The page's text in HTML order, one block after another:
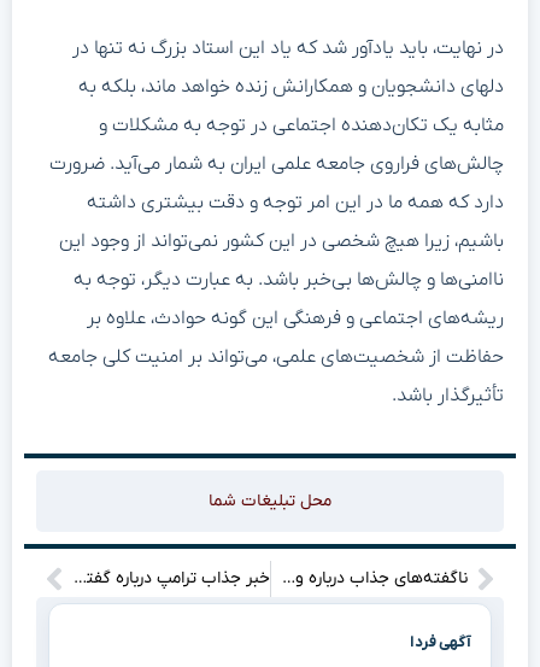
در نهایت، باید یادآور شد که یاد این استاد بزرگ نه تنها در
دلهای دانشجویان و همکارانش زنده خواهد ماند، بلکه به
مثابه یک تکان‌دهنده اجتماعی در توجه به مشکلات و
چالش‌های فراروی جامعه علمی ایران به شمار می‌آید. ضرورت
دارد که همه ما در این امر توجه و دقت بیشتری داشته
باشیم، زیرا هیچ شخصی در این کشور نمی‌تواند از وجود این
ناامنی‌ها و چالش‌ها بی‌خبر باشد. به عبارت دیگر، توجه به
ریشه‌های اجتماعی و فرهنگی این گونه حوادث، علاوه بر
حفاظت از شخصیت‌های علمی، می‌تواند بر امنیت کلی جامعه
تأثیرگذار باشد.
محل تبلیغات شما
ناگفته‌های جذاب درباره وضعیت جسمانی شهید رئیسی در زمان سقوط هواپیما خبر جذاب ترامپ درباره گفتگوهای ایران؛ آیا یک تغییر بزرگ در آینده نزدیک در راه است؟
آگهی فردا